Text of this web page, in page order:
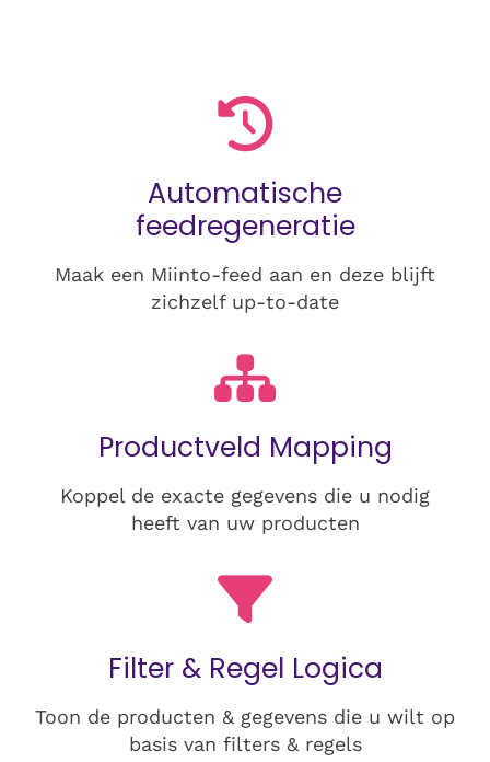
Automatische
feedregeneratie
Maak een Miinto-feed aan en deze blijft
zichzelf up-to-date
Productveld Mapping
Koppel de exacte gegevens die u nodig
heeft van uw producten
Filter & Regel Logica
Toon de producten & gegevens die u wilt op
basis van filters & regels